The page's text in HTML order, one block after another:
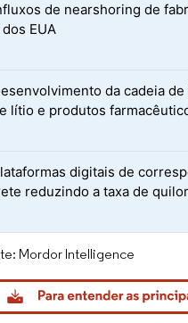
de nearshoring de
EUA
da cadeia
lítio e produtos
digitais de
reduzindo a taxa de
Mordor Intelligence